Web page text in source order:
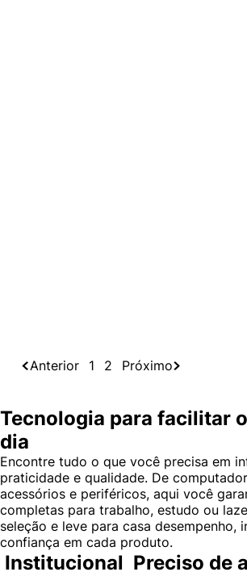
Anterior 1 2 Próximo
Tecnologia para facilitar
dia
Encontre tudo o que você precisa em
praticidade e qualidade. De
acessórios e periféricos, aqui você
completas para trabalho, estudo ou
seleção e leve para casa desempenho,
confiança em cada produto.
Institucional Preciso de